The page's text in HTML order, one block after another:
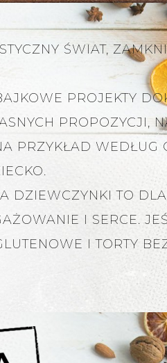
ŚWIAT,
PROJEKTY
PROPOZYCJI,
PRZYKŁAD WEDŁUG
DZIEWCZYNKI TO
I SERCE.
I TORTY